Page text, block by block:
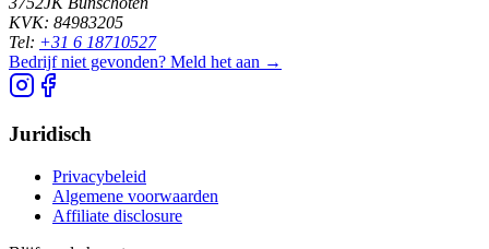
KVK: 84983205
Tel: +31 6 18710527
Bedrijf niet gevonden? Meld het aan →
Juridisch
Privacybeleid
Algemene voorwaarden
Affiliate disclosure